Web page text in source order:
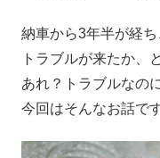
納車から3年半が経ち
トラブルが来たか、
あれ？トラブルなの
今回はそんなお話です